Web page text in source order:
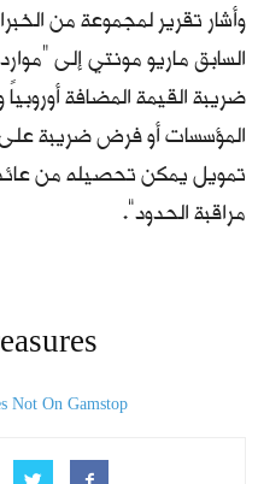
وأشار تقرير لمجموعة من
السابق ماريو مونتي إلى
ضريبة القيمة المضافة
المؤسسات أو فرض ضريبة على
تمويل يمكن تحصيله من
مراقبة الحدود”.
Not On Gamstop